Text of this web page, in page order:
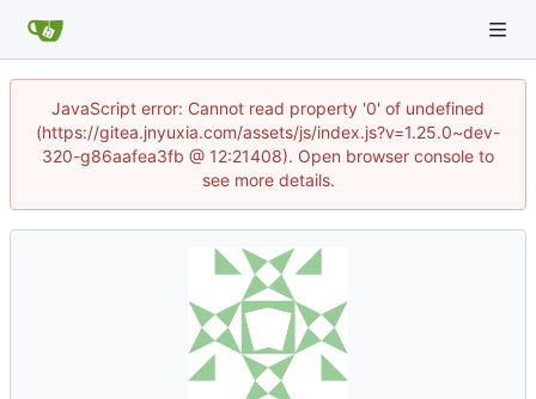
JavaScript error: Cannot read property '0' of undefined
(https://gitea.jnyuxia.com/assets/js/index.js?v=1.25.0~dev-
320-g86aafea3fb @ 12:21408). Open browser console to
see more details.